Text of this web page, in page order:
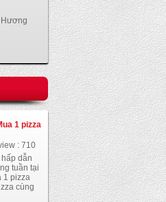
Hương
1 pizza
: 710
dẫn
tuần tại
1 pizza
cùng